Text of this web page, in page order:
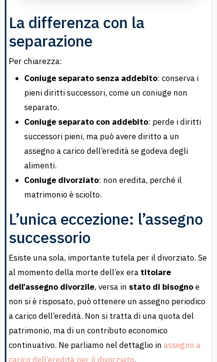
La differenza con la
separazione
Per chiarezza:
Coniuge separato senza addebito: conserva i
pieni diritti successori, come un coniuge non
separato.
Coniuge separato con addebito: perde i diritti
successori pieni, ma può avere diritto a un
assegno a carico dell’eredità se godeva degli
alimenti.
Coniuge divorziato: non eredita, perché il
matrimonio è sciolto.
L’unica eccezione: l’assegno
successorio
Esiste una sola, importante tutela per il divorziato. Se
al momento della morte dell’ex era titolare
dell’assegno divorzile, versa in stato di bisognoe
non si è risposato, può ottenere un assegno periodico
a carico dell’eredità. Non si tratta di una quota del
patrimonio, ma di un contributo economico
continuativo. Ne parliamo nel dettaglio in assegno a
carico dell’eredità per il divorziato.